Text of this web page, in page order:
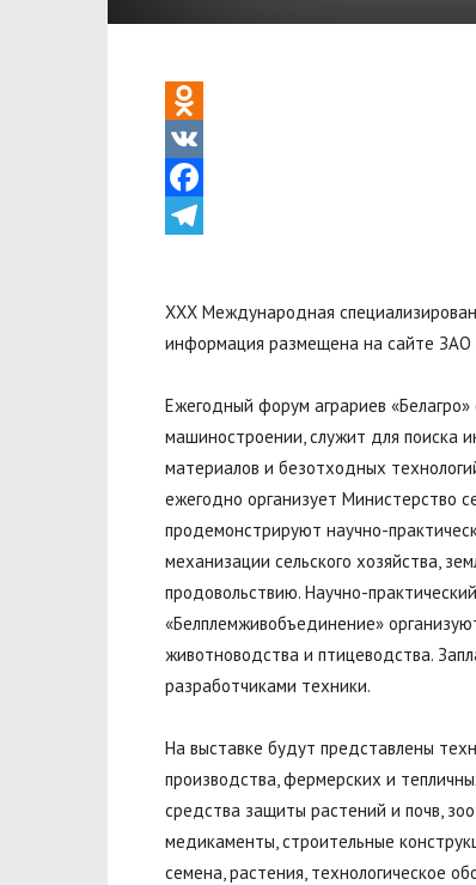
Odnoklassniki
VK
Facebook
XXX Международная
информация размещена на сайте ЗАО
Ежегодный форум аграриев
машиностроении, служит для поиска
материалов и безотходных
ежегодно организует Министерство
продемонстрируют научно-
механизации сельского хозяйства,
продовольствию. Научно-
«Белплемживобъединение»
животноводства и птицеводства.
разработчиками техники.
На выставке будут представлены
производства, фермерских и
средства защиты растений и почв,
медикаменты, строительные
семена, растения, технологическое